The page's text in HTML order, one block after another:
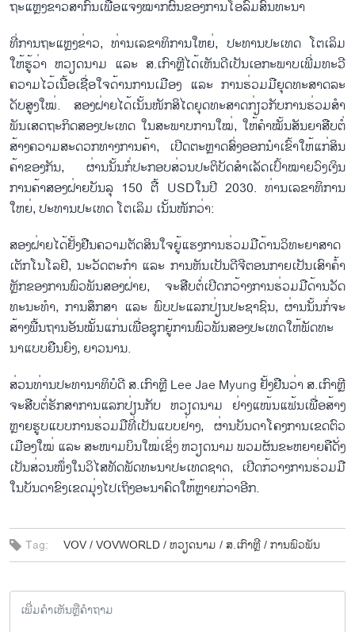
ຖະ​ແຫຼງ​ຂ່າວ​ສາ​ກົນເພື່ອ​ແຈ້ງ​ໝາກ​ຜົນ​ຂອງ​ການໂອ້​ລົມ​ສົນ​ທະ​ນາ
ທີ່​ການ​ຖະ​ແຫຼງ​ຂ່າວ, ທ່ານ​ເລ​ຂາ​ທິ​ການ​ໃຫຍ່, ປະ​ທານ​ປະ​ເທດ ໂຕ​ເລິມ
ໃຫ້​ຮູ້​ວ່າ ຫວຽດ​ນາມ ແລະ ສ.ເກົາຫຼີ​ໄດ້​ເຫັນ​ດີ​ເປັນ​ເອ​ກະ​ພາບ​ເພີ່ມ​ທະ​ວີ​
ຄວາ​ມ​ໄວ້​ເນື້ອ​ເຊື່ອ​ໃຈ​ດ້ານ​ການ​ເມືອງ ແລະ ການ​ຮ່ວມ​ມື​ຍຸດ​ທະ​ສາດ​ລະ​
ດັບ​ສູງ​ໃໝ່. ສອ​ງ​ຝ່າຍ​ໄດ້​ເນັ້ນ​ໜັກ​​ສິ​ໄດ​ຍຸດ​ທະ​ສາດ​ກ່ຽວ​ກັບ​ການ​ຮ່ວມ​ສຳ​
ພັນ​ເສດ​ຖະ​ກິດ​ສອງ​ປະ​ເທດ ໃນ​ສະ​ພາບ​ການ​ໃໝ່, ໃຫ້​ຄຳ​ໝັ້ນ​ສັນ​ຍາ​ສືບ​ຕໍ່​
ສ້າງ​ຄວາມ​ສະ​ດວກ​ທາງ​ການ​ຄ້າ, ເປີດ​ຕະຫຼາດ​ສົ່ງ​ອອກ​ນຳ​ເຂົ້າ​ໃຫ້​ແກ່​ສິ​ນ​
ຄ້າ​ຂອງ​ກັນ, ຜ່ານ​ນັ້ນ​ກໍ່​ປະ​ກອບ​ສ່ວນ​ປະ​ຕິ​ບັດ​ສຳ​ເລັດ​ເປົ້າ​ໝາຍ​ວົງ​ເງິນ​
ການ​ຄ້າ​ສອງ​ຝ່າຍ​ບັນ​ລຸ 150 ຕື້ USDໃນ​ປີ 2030. ທ່ານ​ເລ​ຂາ​ທິ​ການ​
ໃຫຍ່, ປະ​ທານ​ປະ​ເທດ ໂຕ​ເລິມ ເນັ້ນ​ໜັກ​ວ່າ:
ສອງ​ຝ່າຍ​ໄດ້​ຢັ້ງ​ຢືນ​ຄວາມ​ຕັດ​ສິນ​ໃຈ​ຍູ້​ແຮງ​ການ​ຮ່ວມ​ມື​ດ້ານວິ​ທະ​ຍາ​ສາດ​
ເຕັກ​ໂນ​ໂລ​ຢີ, ນະ​ວັດ​ຕະ​ກຳ ແລະ ການຫັນ​ເປັນ​ດີ​ຈີ​ຕອນ​ກາຍ​ເປັນ​ເສົາ​ຄ້ຳ
ຫຼັກ​ຂອງ​ການ​ພົວ​ພັນ​ສອງ​ຝ່າຍ, ຈະ​ສືບ​ຕໍ່​ເປີດກວ້າງ​ການ​ຮ່ວມ​ມື​​ດ້ານວັດ​
ທະ​ນະ​ທຳ, ການ​ສຶກ​ສາ ແລະ ພົບ​ປະ​ແລກ​ປ່ຽນ​ປະ​ຊາ​ຊົນ, ຜ່ານ​ນັ້ນກໍ່​ຈະ​
ສ້າງ​ພື້ນ​ຖານ​ອັນ​ໝັ້ນ​ແກ່ນ​ເພື່ອ​ຊຸກ​ຍູ້​ການ​ພົວ​ພັນ​ສອງ​ປະ​ເທດ​ໃຫ້​ພັດ​ທະ​
ນາ​ແບບ​ຍືນ​ຍົງ, ຍາວ​ນານ.
ສ່ວນ​ທ່ານ​ປະ​ທາ​ນາ​ທິ​ບໍ​ດີ ສ.ເກົາຫຼີ Lee Jae Myung ຢັ້ງ​ຢືນ​ວ່າ ສ.ເກົາ​ຫຼີ​
ຈະ​ສືບ​ຕໍ່​ຮັກ​ສາ​ການ​ແລກ​ປ່ຽນ​ກັບ ຫວຽດ​ນາມ ຢ່າງ​ແໜ້ນ​ແຟ້ນເພື່ອ​ສ້າງ
ຫຼາຍ​ຮູບ​ແບບ​ການ​ຮ່ວມ​ມື​ທີ່​ເປັນ​ແບບ​ຢ່າງ, ຜ່ານ​ບັນ​ດາ​ໂຄງ​ການ​ເຂດ​ຕົວ​
ເມືອງ​ໃໝ່ ແລະ ສະ​ໜາມ​ບິນ​ໃໝ່​ເຊິ່ງ ຫວຽດ​ນາມ ພວມ​ຜັນ​ຂະ​ຫຍາຍ​ຄື​ດັ່ງ​
ເປັນສ່ວນ​ໜຶ່ງ​ໃນ​ວິ​ໄສ​ທັດ​ພັດ​ທະ​ນ​າ​ປະ​ເທດ​ຊາດ, ເປີດກ້​ວາງ​ການ​ຮ່ວມ​ມື​
ໃນ​ບັນ​ດາ​ຂົງ​ເຂດມຸ່ງ​ໄປ​ເຖິງ​ອະ​ນາ​ຄົດໃຫ້ຫຼາຍ​ກ່​ວາ​ອີກ.
Tag: VOV /VOVWORLD /ຫວຽດ​ນາມ / ສ.ເກົາຫຼີ /ການ​ພົວ​ພັນ